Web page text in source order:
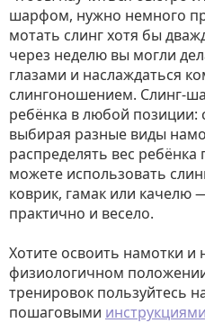
шарфом, нужно немного
мотать слинг хотя бы
через неделю вы могли
глазами и наслаждаться
слингоношением. Слинг-
ребёнка в любой позиции:
выбирая разные виды
распределять вес
можете использовать
коврик, гамак или качелю
практично и весело.
Хотите освоить намотки
физиологичном
тренировок пользуйтесь
пошаговыми инструкциями